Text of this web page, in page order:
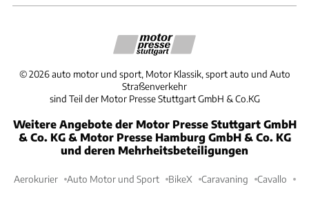
©2026 auto motor und sport, Motor Klassik, sport auto und Auto
Straßenverkehr
sind Teil der Motor Presse Stuttgart GmbH & Co.KG
Weitere Angebote der Motor Presse Stuttgart GmbH
& Co. KG & Motor Presse Hamburg GmbH & Co. KG
und deren Mehrheitsbeteiligungen
Aerokurier Auto Motor und Sport BikeX Caravaning Cavallo